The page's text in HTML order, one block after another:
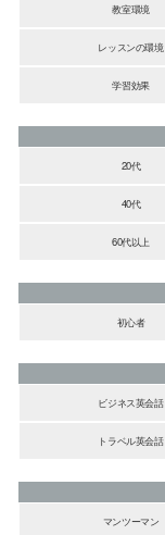
教室環境
レッスンの環境
学習効果
20代
40代
60代以上
初心者
ビジネス英会話
トラベル英会話
マンツーマン